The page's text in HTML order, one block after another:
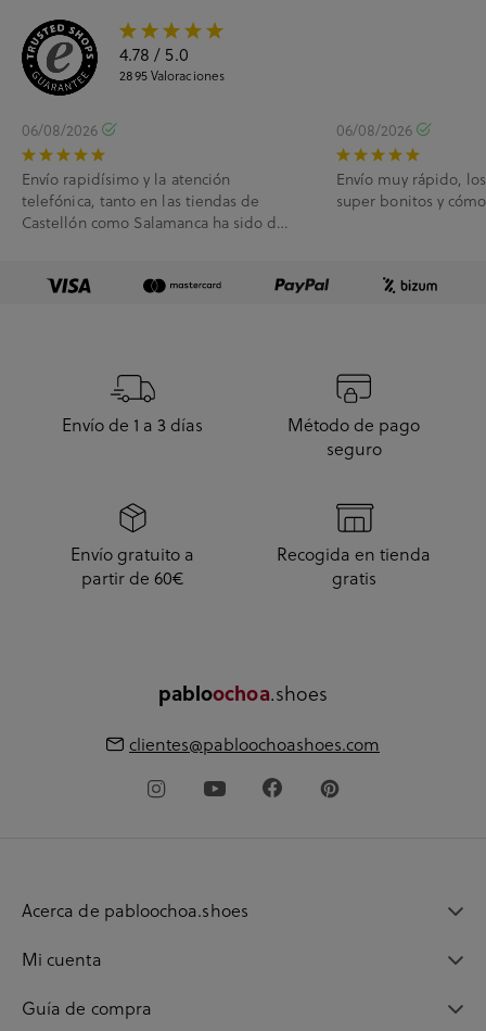
4.78 / 5.0
2895Valoraciones
06/08/2026
Envío rapidísimo y la atención
telefónica, tanto en las tiendas de
Castellón como Salamanca ha sido de
06/08/2026
Envío muy rápido,
super bonitos y
Envío de 1 a 3 días
Método de pago
seguro
Envío gratuito a
partir de 60€
Recogida en tienda
gratis
pabloochoa.shoes
clientes@pabloochoashoes.com
Acerca de pabloochoa.shoes
Mi cuenta
Guía de compra